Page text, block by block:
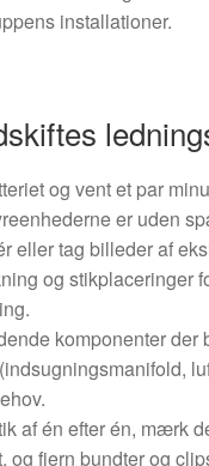
installationer.
og vent et par
er uden
eller tag billeder af
og stikplaceringer
komponenter der
af én efter én, mærk
og fjern bundter og